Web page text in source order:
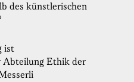
des künstlerischen
ist
Abteilung Ethik der